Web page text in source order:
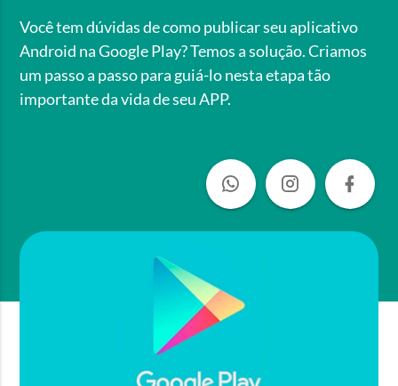
Você tem dúvidas de como publicar seu aplicativo
Android na Google Play? Temos a solução. Criamos
um passo a passo para guiá-lo nesta etapa tão
importante da vida de seu APP.